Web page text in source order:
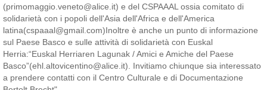
(primomaggio.veneto@alice.it) e del CSPAAAL ossia comitato di
solidarietà con i popoli dell'Asia dell'Africa e dell'America
latina(cspaaal@gmail.com)Inoltre è anche un punto di informazione
sul Paese Basco e sulle attività di solidarietà con Euskal
Herria:“Euskal Herriaren Lagunak / Amici e Amiche del Paese
Basco”(ehl.altovicentino@alice.it). Invitiamo chiunque sia interessato
a prendere contatti con il Centro Culturale e di Documentazione